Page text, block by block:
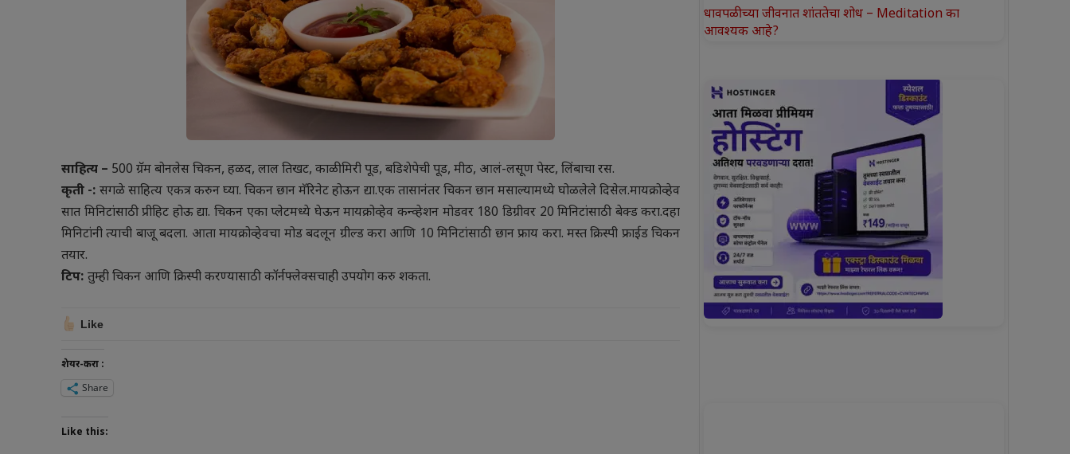
साहित्य – 500 ग्रॅम बोनलेस चिकन, हळद, लाल तिखट, काळीमिरी पूड, बडिशेपेची पूड, मीठ, आलं-लसूण पेस्ट, लिंबाचा रस.
कृती -:सगळे साहित्य एकत्र करुन घ्या. चिकन छान मॅरिनेट होऊन द्या.एक तासानंतर चिकन छान मसाल्यामध्ये घोळलेले दिसेल.मायक्रोव्हेव
सात मिनिटांसाठी प्रीहिट होऊ द्या. चिकन एका प्लेटमध्ये घेऊन मायक्रोव्हेव कन्व्हेशन मोडवर 180 डिग्रीवर 20 मिनिटांसाठी बेक्ड करा.दहा
मिनिटांनी त्याची बाजू बदला. आता मायक्रोव्हेवचा मोड बदलून ग्रील्ड करा आणि 10 मिनिटांसाठी छान फ्राय करा. मस्त क्रिस्पी फ्राईड चिकन
तयार.
टिप: तुम्ही चिकन आणि क्रिस्पी करण्यासाठी कॉर्नफ्लेक्सचाही उपयोग करु शकता.
Like
शेयर-करा :
Share
Like this:
धावपळीच्या जीवनात शांततेचा शोध – Meditation का
आवश्यक आहे?